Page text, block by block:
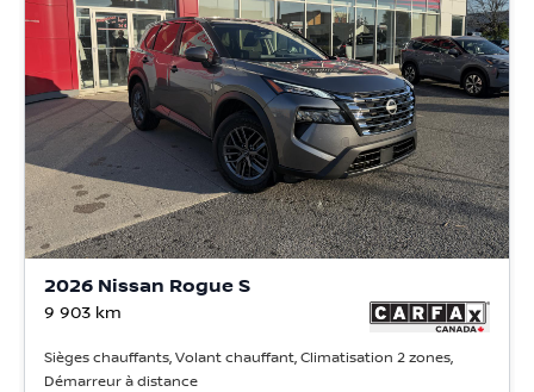
2026 Nissan Rogue S
9 903 km
Sièges chauffants, Volant chauffant, Climatisation 2 zones,
Démarreur à distance